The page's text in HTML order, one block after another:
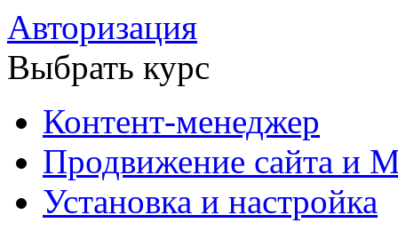
Авторизация
Выбрать курс
Контент-менеджер
Продвижение сайта и
Установка и настройка